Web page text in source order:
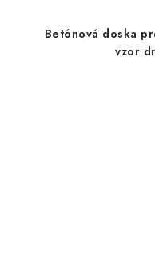
Betónová doska
vzor